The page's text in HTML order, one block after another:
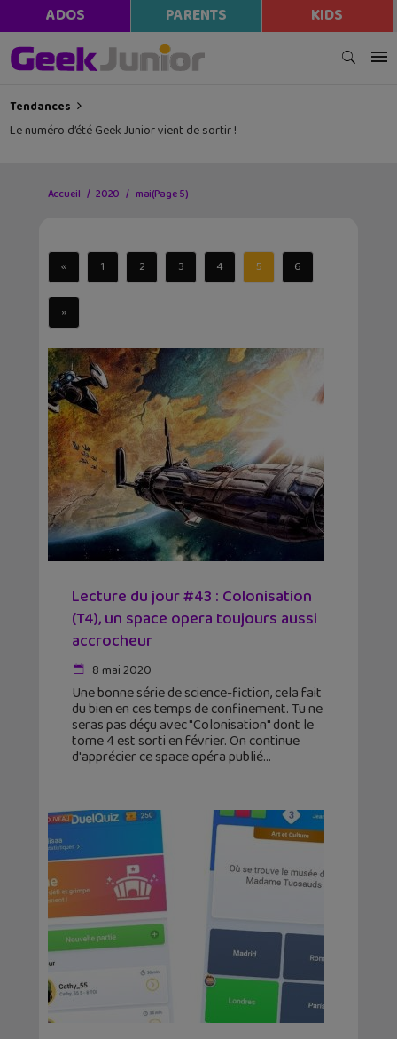
ADOS PARENTS KIDS
Tendances
Le numéro d’été Geek Junior vient de sortir !
Accueil 2020 mai(Page 5)
« 1 2 3 4 5 6
»
Lecture du jour #43 : Colonisation
(T4), un space opera toujours aussi
accrocheur
8 mai 2020
Une bonne série de science-fiction, cela fait
du bien en ces temps de confinement. Tu ne
seras pas déçu avec "Colonisation" dont le
tome 4 est sorti en février. On continue
d'apprécier ce space opéra publié
modal-check